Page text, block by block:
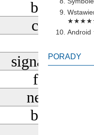
Android
PORADY